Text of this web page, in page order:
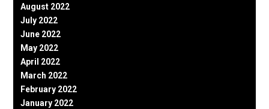
August 2022
July 2022
June 2022
May 2022
April 2022
March 2022
February 2022
January 2022